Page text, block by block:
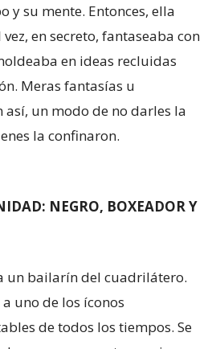
y su mente. Entonces, ella
en secreto, fantaseaba con
en ideas recluidas
Meras fantasías u
así, un modo de no darles la
la confinaron.
NEGRO, BOXEADOR Y
un bailarín del cuadrilátero.
uno de los íconos
de todos los tiempos. Se